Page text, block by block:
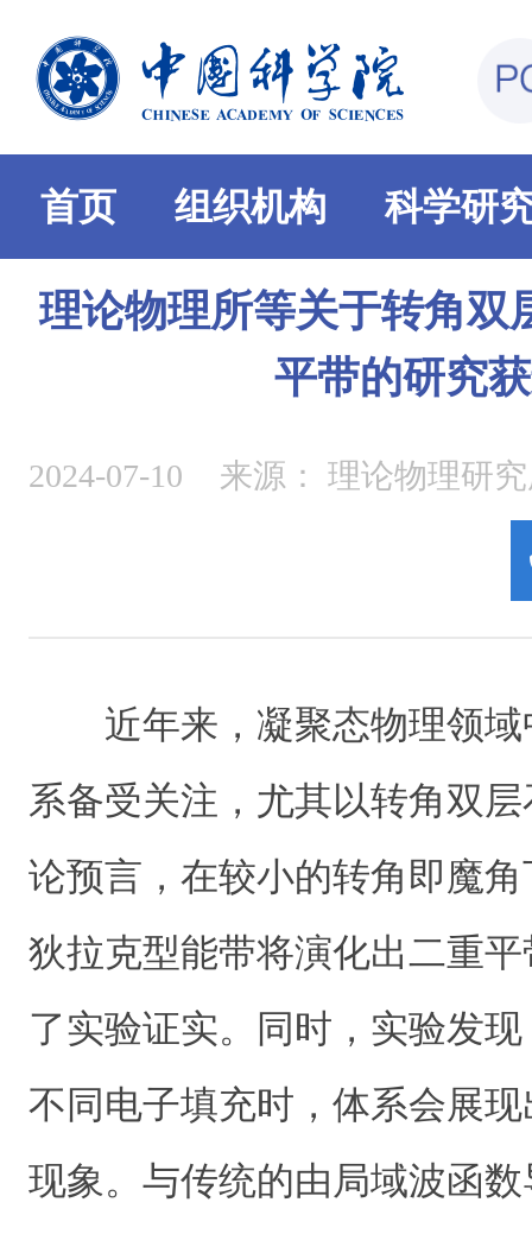
首页 组织机构 科学研
理论物理所等关于转角双
平带的研究
2024-07-10 来源： 理论物理研
近年来，凝聚态物理领
系备受关注，尤其以转角双
论预言，在较小的转角即魔
狄拉克型能带将演化出二重
了实验证实。同时，实验发
不同电子填充时，体系会展
现象。与传统的由局域波函